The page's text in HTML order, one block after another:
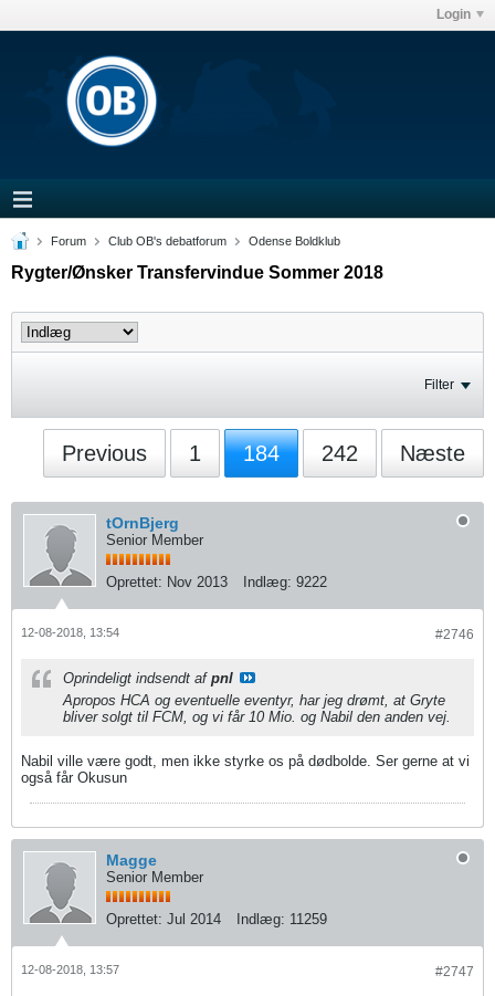
Login
Forum Club OB's debatforum Odense Boldklub
Rygter/Ønsker Transfervindue Sommer 2018
Filter
Previous 1 184 242 Næste
tOrnBjerg
Senior Member
Oprettet: Nov 2013 Indlæg: 9222
#2746
12-08-2018, 13:54
Oprindeligt indsendt af pnl
Apropos HCA og eventuelle eventyr, har jeg drømt, at Gryte
bliver solgt til FCM, og vi får 10 Mio. og Nabil den anden vej.
Nabil ville være godt, men ikke styrke os på dødbolde. Ser gerne at vi
også får Okusun
Magge
Senior Member
Oprettet: Jul 2014 Indlæg: 11259
#2747
12-08-2018, 13:57